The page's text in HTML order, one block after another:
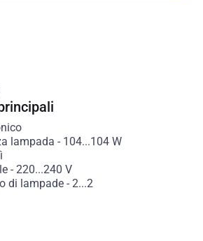
lampada - 104...104 W
- 220...240 V
di lampade- 2...2